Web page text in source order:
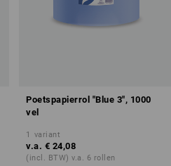
Poetspapierrol "Blue 3", 1000
vel
1 variant
v.a. € 24,08
(incl. BTW) v.a. 6 rollen